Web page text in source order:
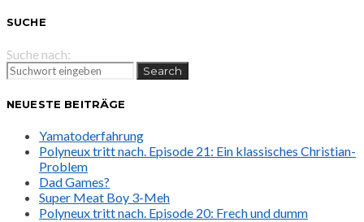
SUCHE
Suche nach:
Search
NEUESTE BEITRÄGE
Yamatoderfahrung
Polyneux tritt nach. Episode 21: Ein klassisches Christian-
Problem
Dad Games?
Super Meat Boy 3-Meh
Polyneux tritt nach. Episode 20: Frech und dumm